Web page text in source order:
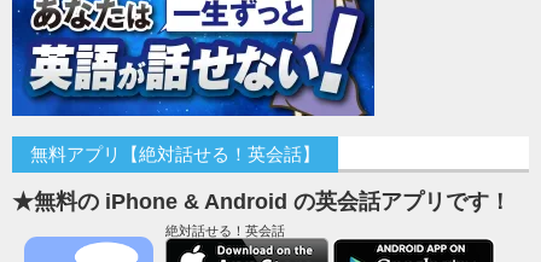
無料アプリ【絶対話せる！英会話】
★無料の iPhone & Android の英会話アプリです！
絶対話せる！英会話